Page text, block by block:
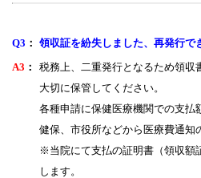
Q3 ： 領収証を紛失しました、再発行で
A3 ：
税務上、二重発行となるため領収
大切に保管してください。
各種申請に保健医療機関での支払
健保、市役所などから医療費通知
※当院にて支払の証明書（領収額
します。